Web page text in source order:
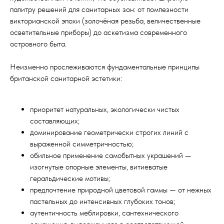
палитру решений для санитарных зон: от помпезности
викторианской эпохи (золочёная резьба, величественные
осветительные приборы) до аскетизма современного
островного быта.
Неизменно прослеживаются фундаментальные принципы
британской санитарной эстетики:
приоритет натуральных, экологически чистых
составляющих;
доминирование геометрически строгих линий с
выраженной симметричностью;
обильное применение самобытных украшений —
изогнутые опорные элементы, витиеватые
геральдические мотивы;
предпочтение природной цветовой гаммы — от нежных
пастельных до интенсивных глубоких тонов;
аутентичность меблировки, сантехнического